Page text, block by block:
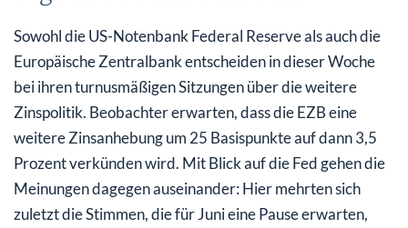
Sowohl die US-Notenbank Federal Reserve als auch die
Europäische Zentralbank entscheiden in dieser Woche
bei ihren turnusmäßigen Sitzungen über die weitere
Zinspolitik. Beobachter erwarten, dass die EZB eine
weitere Zinsanhebung um 25 Basispunkte auf dann 3,5
Prozent verkünden wird. Mit Blick auf die Fed gehen die
Meinungen dagegen auseinander: Hier mehrten sich
zuletzt die Stimmen, die für Juni eine Pause erwarten,